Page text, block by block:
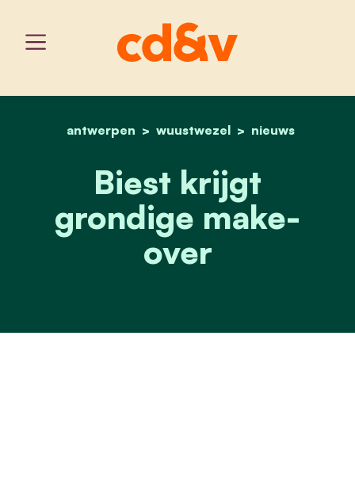
home
antwerpen wuustwezel nieuws
biest krijgt grondige
Biest krijgt
grondige make-
over